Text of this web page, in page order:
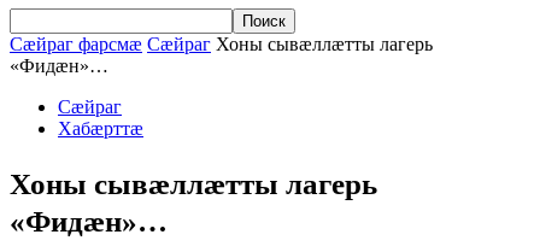
Сæйраг фарсмæ Сæйраг Хоны сывæллæтты лагерь
«Фидæн»…
Сæйраг
Хабæрттæ
Хоны сывæллæтты лагерь
«Фидæн»…